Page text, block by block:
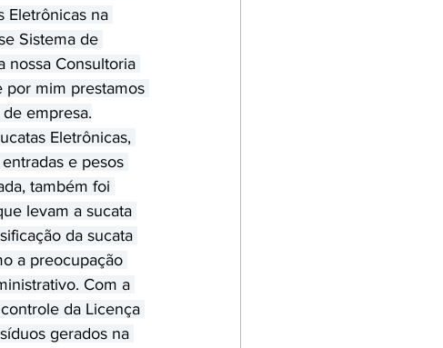
Eletrônicas na
Sistema de
nossa Consultoria
por mim prestamos
empresa.
Eletrônicas,
e pesos
também foi
levam a sucata
da sucata
a preocupação
Com a
da Licença
gerados na